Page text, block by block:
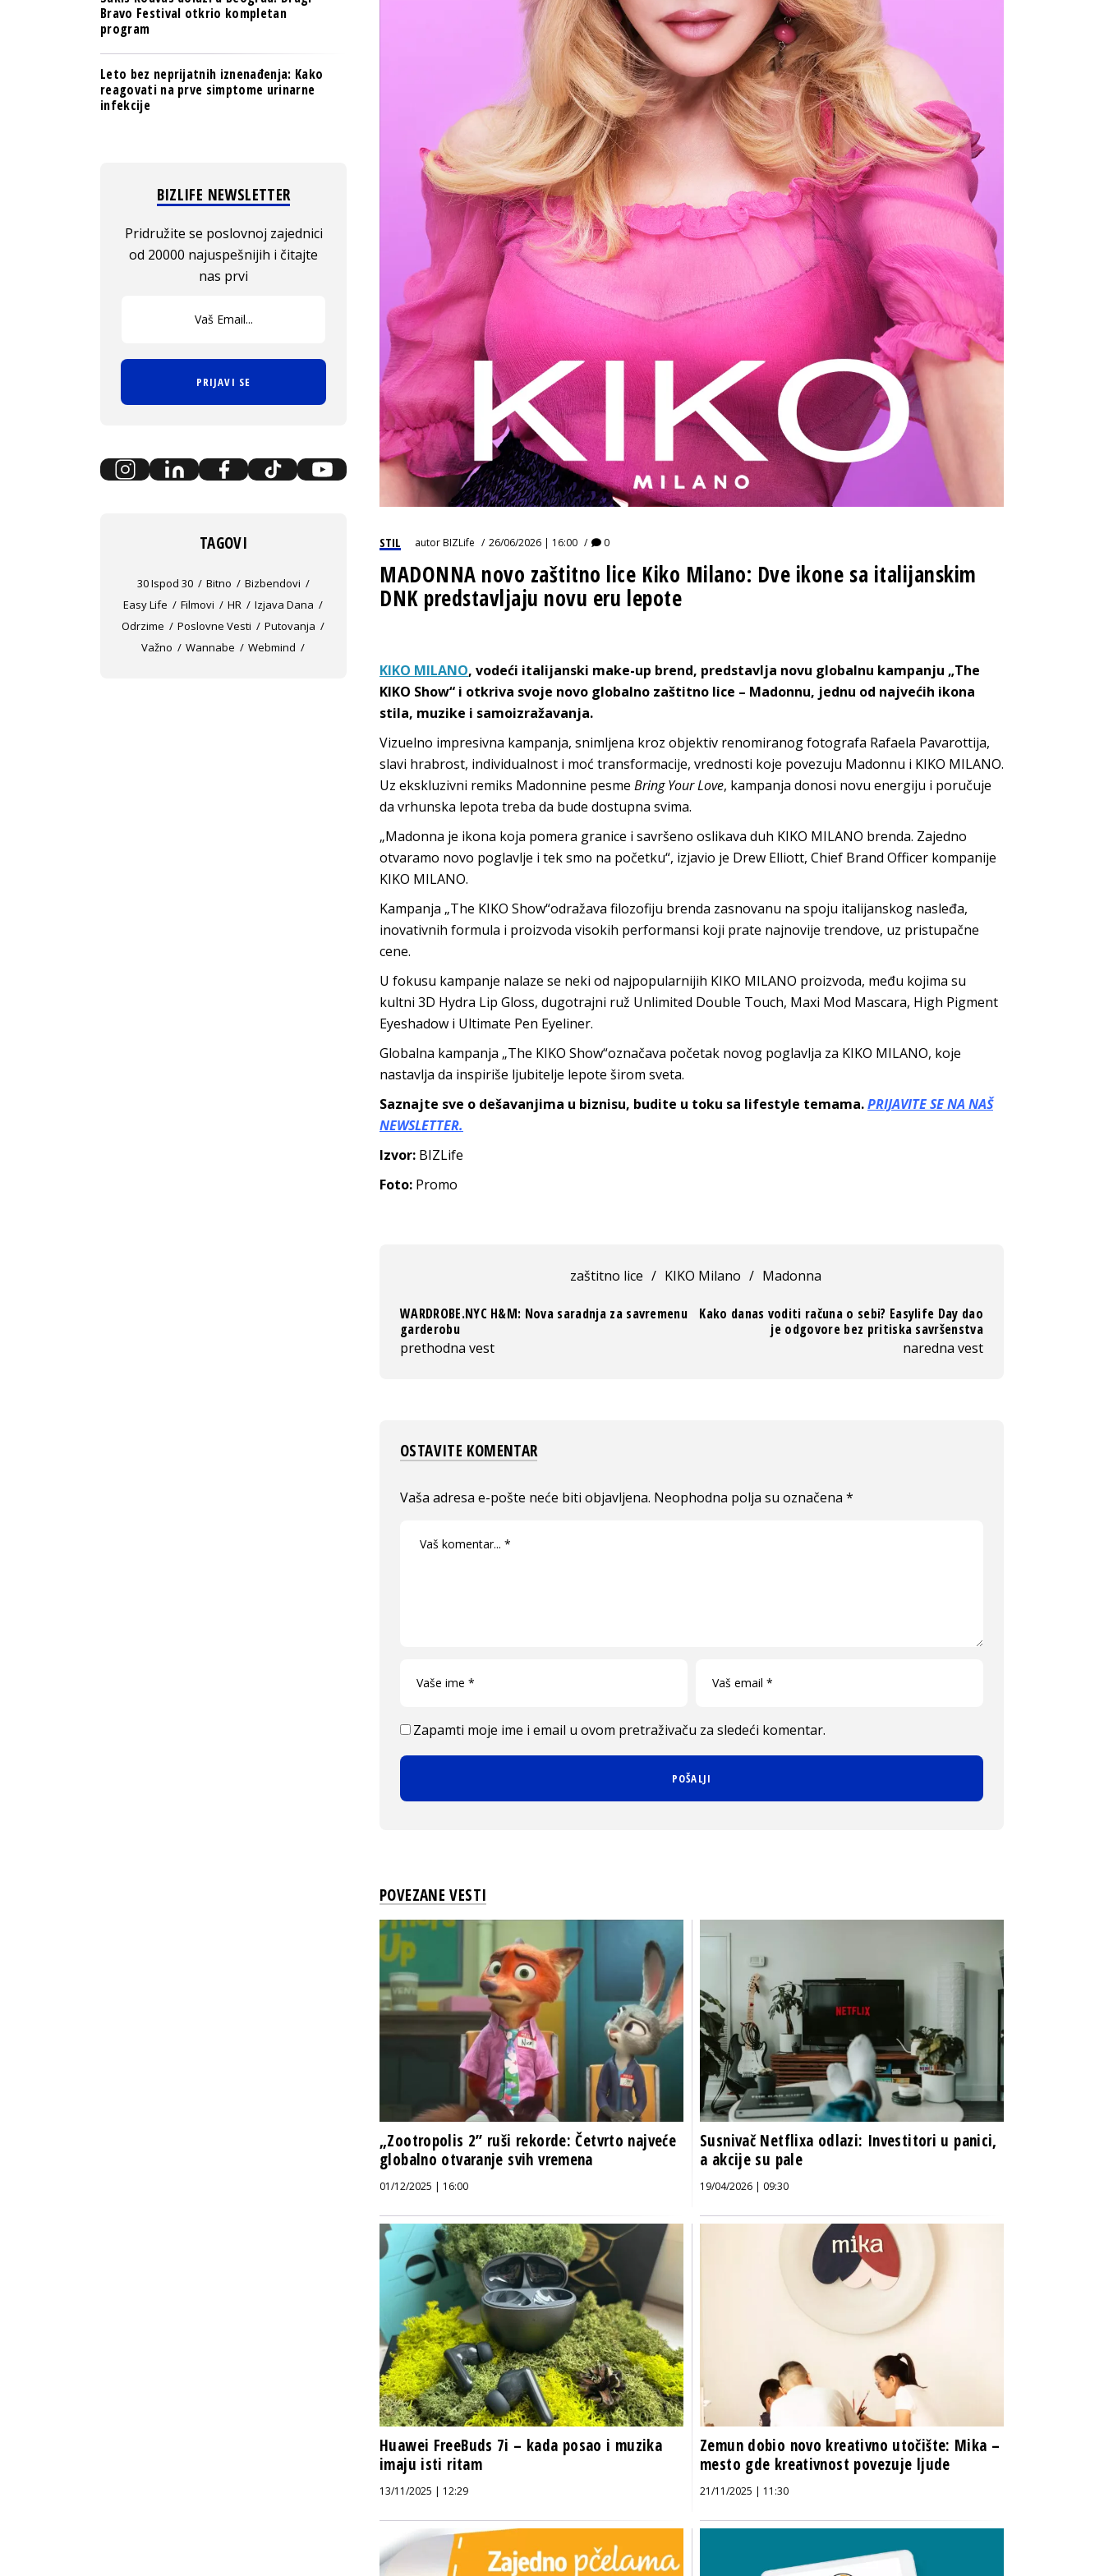
STIL autorBIZLife 26/06/2026 | 16:00 0
MADONNA novo zaštitno lice Kiko Milano: Dve ikone sa italijanskim
DNK predstavljaju novu eru lepote
KIKO MILANO, vodeći italijanski make-up brend, predstavlja novu globalnu kampanju „The
KIKO Show“ i otkriva svoje novo globalno zaštitno lice – Madonnu, jednu od najvećih ikona
stila, muzike i samoizražavanja.
Vizuelno impresivna kampanja, snimljena kroz objektiv renomiranog fotografa Rafaela Pavarottija,
slavi hrabrost, individualnost i moć transformacije, vrednosti koje povezuju Madonnu i KIKO MILANO.
Uz ekskluzivni remiks Madonnine pesme Bring Your Love, kampanja donosi novu energiju i poručuje
da vrhunska lepota treba da bude dostupna svima.
„Madonna je ikona koja pomera granice i savršeno oslikava duh KIKO MILANO brenda. Zajedno
otvaramo novo poglavlje i tek smo na početku“, izjavio je Drew Elliott, Chief Brand Officer kompanije
KIKO MILANO.
Kampanja „The KIKO Show“odražava filozofiju brenda zasnovanu na spoju italijanskog nasleđa,
inovativnih formula i proizvoda visokih performansi koji prate najnovije trendove, uz pristupačne
cene.
U fokusu kampanje nalaze se neki od najpopularnijih KIKO MILANO proizvoda, među kojima su
kultni 3D Hydra Lip Gloss, dugotrajni ruž Unlimited Double Touch, Maxi Mod Mascara, High Pigment
Eyeshadow i Ultimate Pen Eyeliner.
Globalna kampanja „The KIKO Show“označava početak novog poglavlja za KIKO MILANO, koje
nastavlja da inspiriše ljubitelje lepote širom sveta.
Saznajte sve o dešavanjima u biznisu, budite u toku sa lifestyle temama.PRIJAVITE SE NA NAŠ
NEWSLETTER.
Izvor: BIZLife
Foto: Promo
zaštitno lice / KIKO Milano / Madonna
WARDROBE.NYC H&M: Nova saradnja za savremenu
garderobu
prethodna vest
Kako danas voditi računa o sebi? Easylife Day dao
je odgovore bez pritiska savršenstva
naredna vest
OSTAVITE KOMENTAR
Vaša adresa e-pošte neće biti objavljena. Neophodna polja su označena *
Zapamti moje ime i email u ovom pretraživaču za sledeći komentar.
POVEZANE VESTI
„Zootropolis 2” ruši rekorde: Četvrto najveće
globalno otvaranje svih vremena
01/12/2025 | 16:00
Susnivač Netflixa odlazi: Investitori u panici,
a akcije su pale
19/04/2026 | 09:30
Huawei FreeBuds 7i – kada posao i muzika
imaju isti ritam
13/11/2025 | 12:29
Zemun dobio novo kreativno utočište: Mika –
mesto gde kreativnost povezuje ljude
21/11/2025 | 11:30
Bravo Festival otkrio kompletan
program
Leto bez neprijatnih iznenađenja: Kako
reagovati na prve simptome urinarne
infekcije
BIZLIFE NEWSLETTER
Pridružite se poslovnoj zajednici
od 20000 najuspešnijih i čitajte
nas prvi
PRIJAVI SE
TAGOVI
30 Ispod 30 Bitno
Bizbendovi
Easy Life
Filmovi HR
Izjava Dana
Odrzime
Poslovne Vesti
Putovanja
Važno
Wannabe Webmind